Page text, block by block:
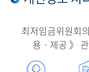
최저임금위원회
용ㆍ제공 》